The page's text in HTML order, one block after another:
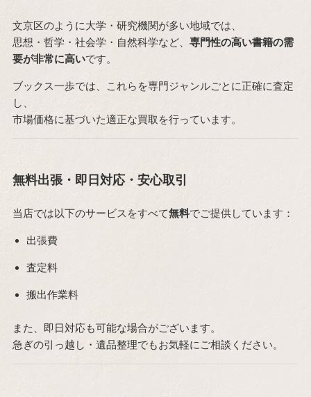
文京区のように大学・研究機関が多い地域では、
思想・哲学・社会学・自然科学など、 専門性の高い書籍の需
要が非常に高いです。
ブックス一歩では、これらを専門ジャンルごとに正確に査定
し、
市場価格に基づいた適正な買取を行っています。
無料出張・即日対応・安心取引
当店では以下のサービスをすべて無料でご提供しています：
出張費
査定料
搬出作業料
また、即日対応も可能な場合がございます。
急ぎの引っ越し・遺品整理でもお気軽にご相談ください。